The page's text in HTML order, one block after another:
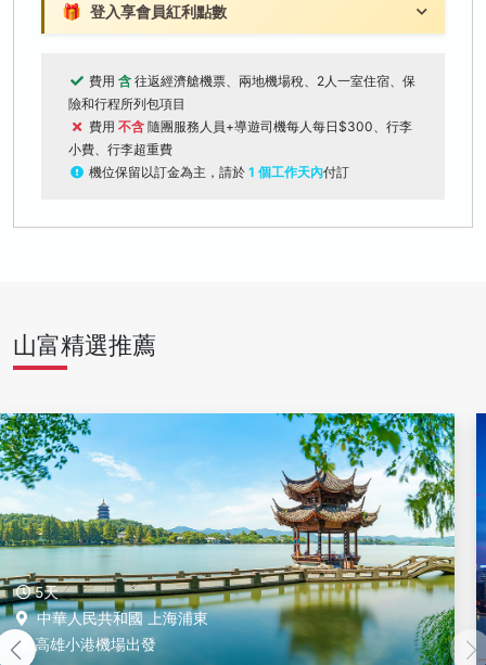
🎁 登入享會員紅利點數
費用 含 往返經濟艙機票、兩地機場稅、2人一室住宿、保
險和行程所列包項目
費用 不含 隨團服務人員+導遊司機每人每日$300、行李
小費、行李超重費
機位保留以訂金為主，請於 1 個工作天內付訂
山富精選推薦
6天
中華人民共和國 上海浦東
高雄小港機場出發